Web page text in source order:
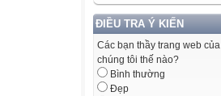
ĐIỀU TRA Ý KIẾN
Các bạn thầy trang web của
chúng tôi thế nào?
Bình thường
Đẹp